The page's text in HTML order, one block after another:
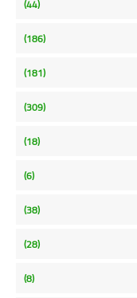
(44)
(186)
(181)
(309)
(18)
(6)
(38)
(28)
(8)